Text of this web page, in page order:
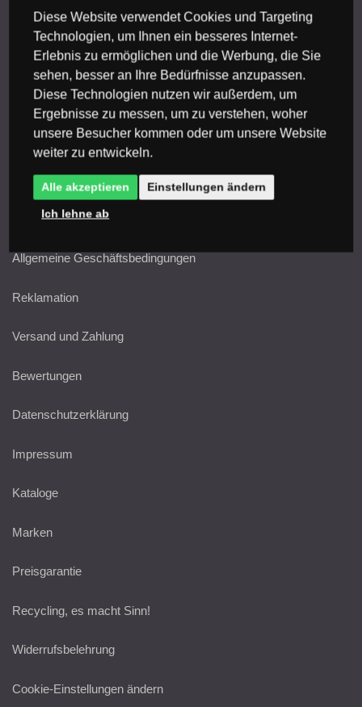
Beratung
Glossar
Alles rund ums Einkaufen
Allgemeine Geschäftsbedingungen
Reklamation
Versand und Zahlung
Bewertungen
Datenschutzerklärung
Impressum
Kataloge
Marken
Preisgarantie
Recycling, es macht Sinn!
Widerrufsbelehrung
Cookie-Einstellungen ändern
Diese Website verwendet Cookies und Targeting
Technologien, um Ihnen ein besseres Internet-
Erlebnis zu ermöglichen und die Werbung, die Sie
sehen, besser an Ihre Bedürfnisse anzupassen.
Diese Technologien nutzen wir außerdem, um
Ergebnisse zu messen, um zu verstehen, woher
unsere Besucher kommen oder um unsere Website
weiter zu entwickeln.
Alle akzeptieren Einstellungen ändern
Ich lehne ab